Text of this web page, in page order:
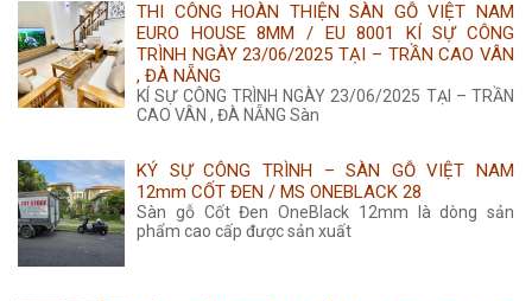
285.000 ₫.
THI CÔNG HOÀN THIỆN SÀN GỖ VIỆT NAM
EURO HOUSE 8MM / EU 8001 KÍ SỰ CÔNG
TRÌNH NGÀY 23/06/2025 TẠI – TRẦN CAO VÂN
, ĐÀ NẴNG
KÍ SỰ CÔNG TRÌNH NGÀY 23/06/2025 TẠI – TRẦN
CAO VÂN , ĐÀ NẴNG Sàn
KÝ SỰ CÔNG TRÌNH – SÀN GỖ VIỆT NAM
12mm CỐT ĐEN / MS ONEBLACK 28
Sàn gỗ Cốt Đen OneBlack 12mm là dòng sản
phẩm cao cấp được sản xuất